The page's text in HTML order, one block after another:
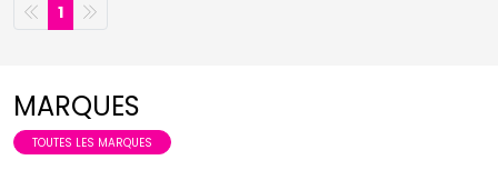
1
MARQUES
TOUTES LES MARQUES